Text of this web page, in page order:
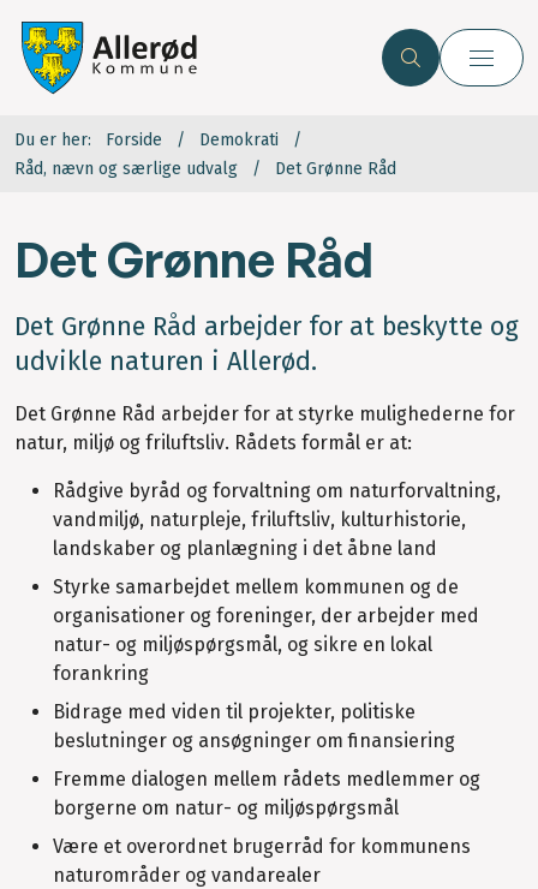
Du er her: Forside
Demokrati
Råd, nævn og særlige udvalg
Det Grønne Råd
Det Grønne Råd
Det Grønne Råd arbejder for at beskytte og
udvikle naturen i Allerød.
Det Grønne Råd arbejder for at styrke mulighederne for
natur, miljø og friluftsliv. Rådets formål er at:
Rådgive byråd og forvaltning om naturforvaltning,
vandmiljø, naturpleje, friluftsliv, kulturhistorie,
landskaber og planlægning i det åbne land
Styrke samarbejdet mellem kommunen og de
organisationer og foreninger, der arbejder med
natur- og miljøspørgsmål, og sikre en lokal
forankring
Bidrage med viden til projekter, politiske
beslutninger og ansøgninger om finansiering
Fremme dialogen mellem rådets medlemmer og
borgerne om natur- og miljøspørgsmål
Være et overordnet brugerråd for kommunens
naturområder og vandarealer